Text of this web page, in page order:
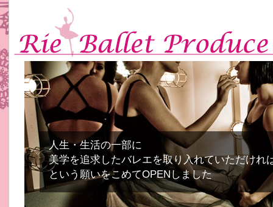
人生・生活の一部に
美学を追求したバレエを取り入れていただけれ
という願いをこめてOPENしました